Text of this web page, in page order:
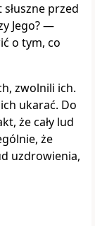
przed
Jego? —
o tym, co
zwolnili ich.
ukarać. Do
że cały lud
że
uzdrowienia,